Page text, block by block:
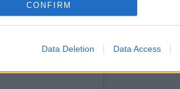
CONFIRM
Data Deletion Data Access